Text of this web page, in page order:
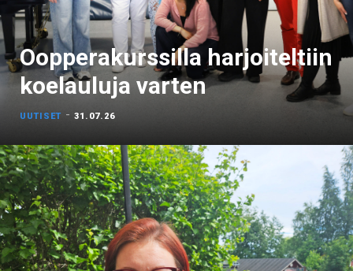
Oopperakurssilla harjoiteltiin
koelauluja varten
UUTISET - 31.07.26